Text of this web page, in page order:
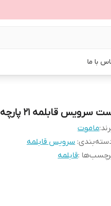
با ما
سرویس قابلمه ۲۱ پارچه نسوز ماموت طرح نکسا
ماموت
: سرویس قابلمه
:قابلمه